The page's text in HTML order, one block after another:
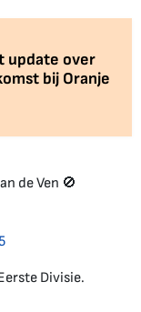
update over
bij Oranje
de Ven 🚫
Divisie.